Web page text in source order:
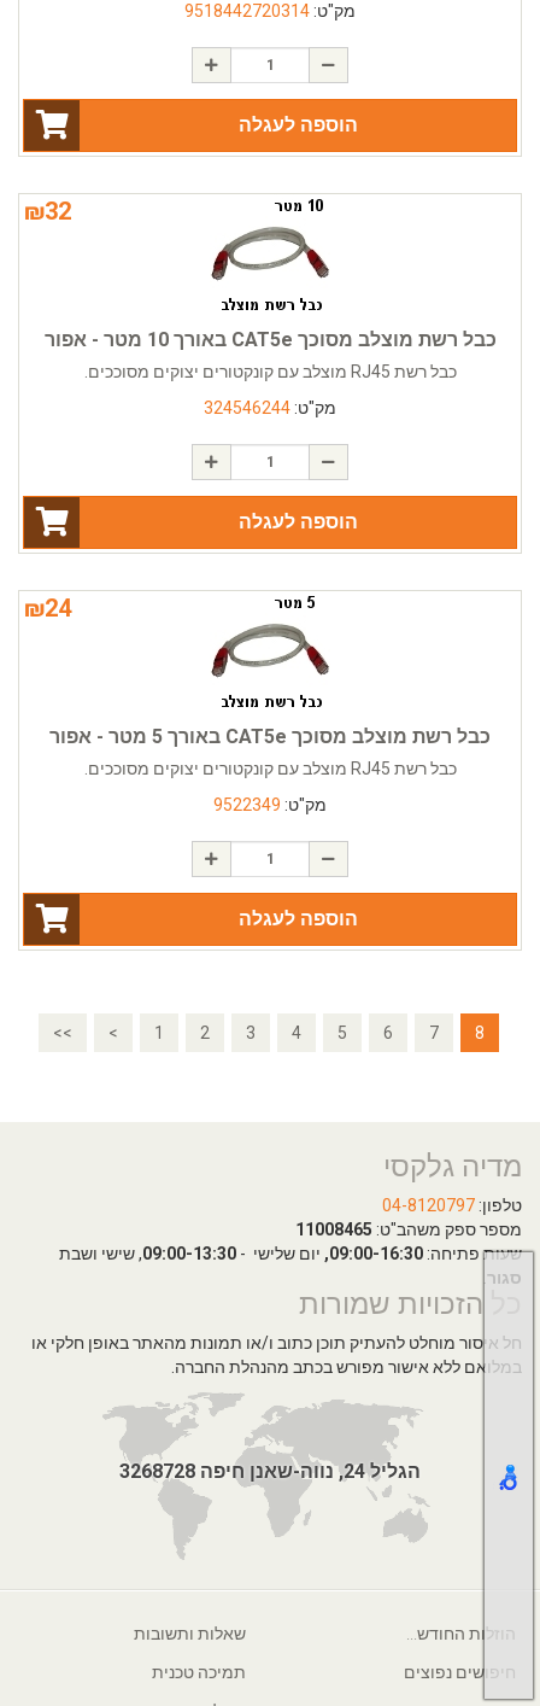
מק"ט: 9518442720314
הוספה לעגלה
₪32
כבל רשת מוצלב מסוכך CAT5e באורך 10 מטר - אפור
כבל רשת RJ45 מוצלב עם קונקטורים יצוקים מסוככים.
מק"ט: 324546244
הוספה לעגלה
₪24
כבל רשת מוצלב מסוכך CAT5e באורך 5 מטר - אפור
כבל רשת RJ45 מוצלב עם קונקטורים יצוקים מסוככים.
מק"ט: 9522349
הוספה לעגלה
<< < 1 2 3 4 5 6 7 8
מדיה גלקסי
טלפון: 04-8120797
מספר ספק משהב"ט: 11008465
שעות פתיחה: 09:00-16:30, יום שלישי - 09:00-13:30, שישי ושבת
סגור.
כל הזכויות שמורות
חל איסור מוחלט להעתיק תוכן כתוב ו/או תמונות מהאתר באופן חלקי או
במלואם ללא אישור מפורש בכתב מהנהלת החברה.
הגליל 24, נווה-שאנן חיפה 3268728
הוזלות החודש...
חיפושים נפוצים
שאלות ותשובות
תמיכה טכנית